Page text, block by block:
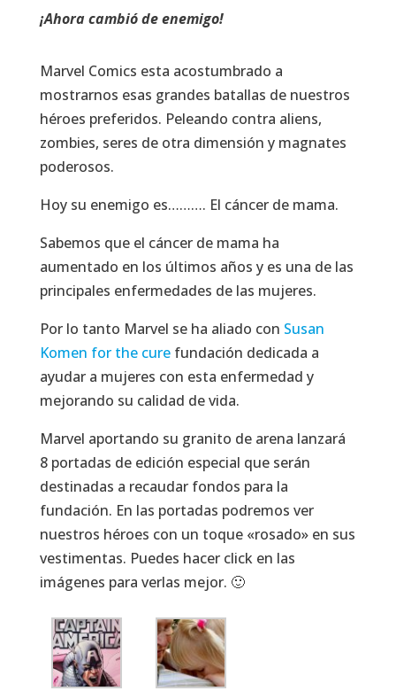
¡Ahora cambió de enemigo!
Marvel Comics esta acostumbrado a
mostrarnos esas grandes batallas de nuestros
héroes preferidos. Peleando contra aliens,
zombies, seres de otra dimensión y magnates
poderosos.
Hoy su enemigo es………. El cáncer de mama.
Sabemos que el cáncer de mama ha
aumentado en los últimos años y es una de las
principales enfermedades de las mujeres.
Por lo tanto Marvel se ha aliado con Susan
Komen for the curefundación dedicada a
ayudar a mujeres con esta enfermedad y
mejorando su calidad de vida.
Marvel aportando su granito de arena lanzará
8 portadas de edición especial que serán
destinadas a recaudar fondos para la
fundación. En las portadas podremos ver
nuestros héroes con un toque «rosado» en sus
vestimentas. Puedes hacer click en las
imágenes para verlas mejor. 🙂